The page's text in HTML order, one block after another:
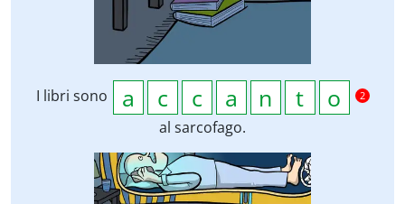
I libri sono 2
al sarcofago.